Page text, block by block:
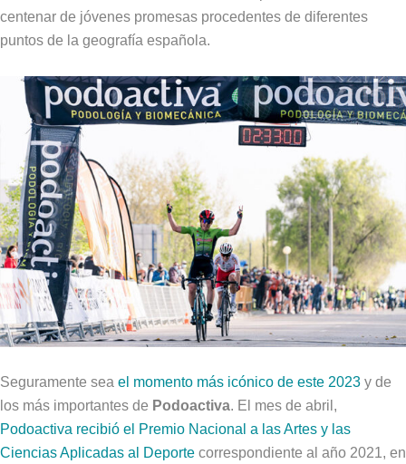
centenar de jóvenes promesas procedentes de diferentes
puntos de la geografía española.
Seguramente sea el momento más icónico de este 2023 y de
los más importantes de Podoactiva. El mes de abril,
Podoactiva recibió el Premio Nacional a las Artes y las
Ciencias Aplicadas al Deporte correspondiente al año 2021, en